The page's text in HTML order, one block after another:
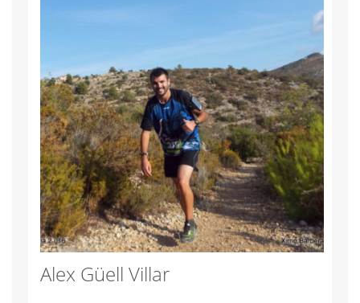
Alex Güell Villar